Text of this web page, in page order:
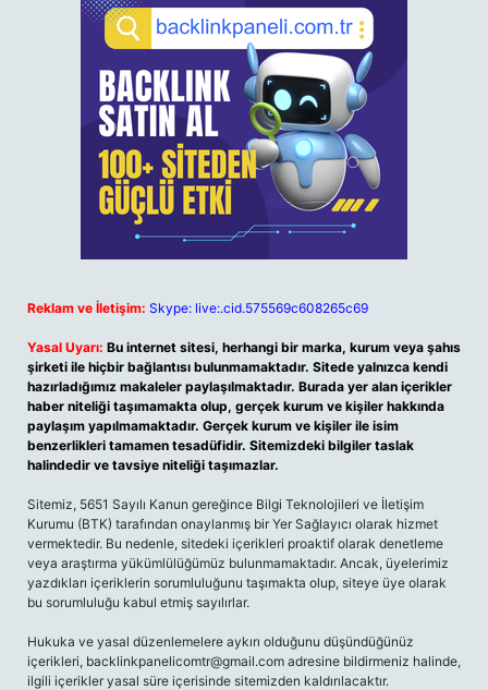
Reklam ve İletişim: Skype: live:.cid.575569c608265c69
Yasal Uyarı: Bu internet sitesi, herhangi bir marka, kurum veya şahıs
şirketi ile hiçbir bağlantısı bulunmamaktadır. Sitede yalnızca kendi
hazırladığımız makaleler paylaşılmaktadır. Burada yer alan içerikler
haber niteliği taşımamakta olup, gerçek kurum ve kişiler hakkında
paylaşım yapılmamaktadır. Gerçek kurum ve kişiler ile isim
benzerlikleri tamamen tesadüfidir. Sitemizdeki bilgiler taslak
halindedir ve tavsiye niteliği taşımazlar.
Sitemiz, 5651 Sayılı Kanun gereğince Bilgi Teknolojileri ve İletişim
Kurumu (BTK) tarafından onaylanmış bir Yer Sağlayıcı olarak hizmet
vermektedir. Bu nedenle, sitedeki içerikleri proaktif olarak denetleme
veya araştırma yükümlülüğümüz bulunmamaktadır. Ancak, üyelerimiz
yazdıkları içeriklerin sorumluluğunu taşımakta olup, siteye üye olarak
bu sorumluluğu kabul etmiş sayılırlar.
Hukuka ve yasal düzenlemelere aykırı olduğunu düşündüğünüz
içerikleri, backlinkpanelicomtr@gmail.com adresine bildirmeniz halinde,
ilgili içerikler yasal süre içerisinde sitemizden kaldırılacaktır.